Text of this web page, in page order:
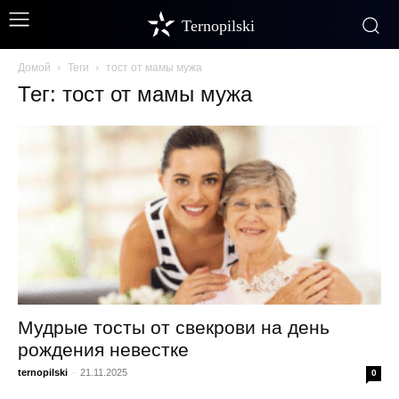
Ternopilski
Домой Теги тост от мамы мужа
Тег: тост от мамы мужа
Мудрые тосты от свекрови на день
рождения невестке
ternopilski - 21.11.2025 0